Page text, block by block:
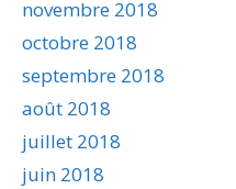
novembre 2018
octobre 2018
septembre 2018
août 2018
juillet 2018
juin 2018